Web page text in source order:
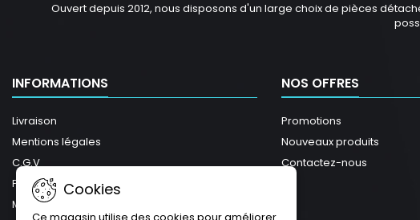
Ouvert depuis 2012, nous disposons d'un large choix de pièces
INFORMATIONS
Livraison
Mentions légales
C.G.V
Plan du site
Magasins
NOS OFFRES
Promotions
Nouveaux produits
Contactez-nous
Cookies